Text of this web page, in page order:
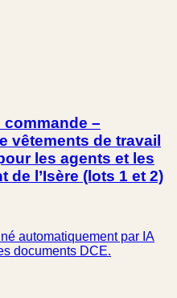
–
vêtements de travail
les agents et les
de l’Isère (lots 1 et 2)
automatiquement par IA
documents DCE.